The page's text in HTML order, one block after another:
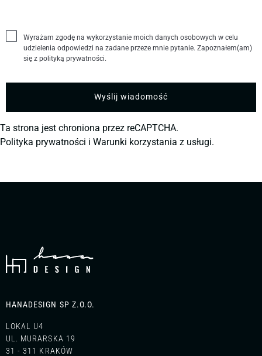
Wyrażam zgodę na wykorzystanie moich danych osobowych w celu
udzielenia odpowiedzi na zadane przeze mnie pytanie. Zapoznałem(am)
się z polityką prywatności.
Ta strona jest chroniona przez reCAPTCHA.
Polityka prywatności i Warunki korzystania z usługi.
HANADESIGN SP Z.O.O.
LOKAL U4
UL. MURARSKA 19
31 - 311 KRAKÓW